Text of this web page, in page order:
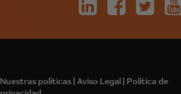
Nuestras políticas | Aviso Legal | Política de